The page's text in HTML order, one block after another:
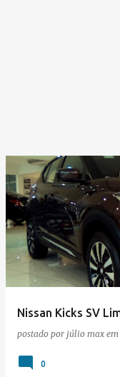
Nissan Kicks SV
postado por júlio max em
0